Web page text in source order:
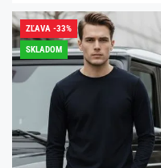
ZĽAVA -33%
SKLADOM